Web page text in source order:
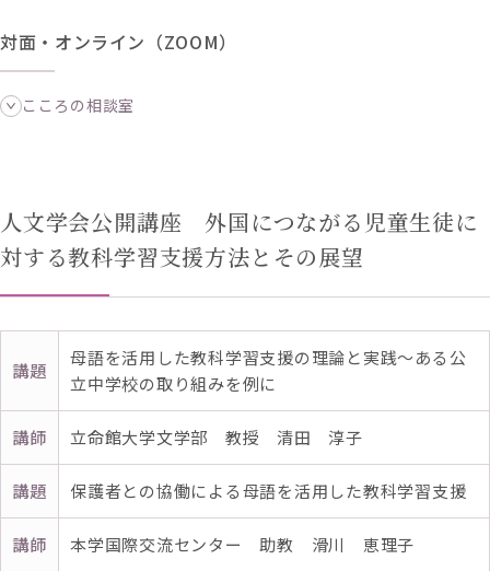
対面・オンライン（ZOOM）
こころの相談室
人文学会公開講座 外国につながる児童生徒に
対する教科学習支援方法とその展望
講題
母語を活用した教科学習支援の理論と実践～ある公
立中学校の取り組みを例に
講師 立命館大学文学部 教授 清田 淳子
講題 保護者との協働による母語を活用した教科学習支援
講師 本学国際交流センター 助教 滑川 恵理子